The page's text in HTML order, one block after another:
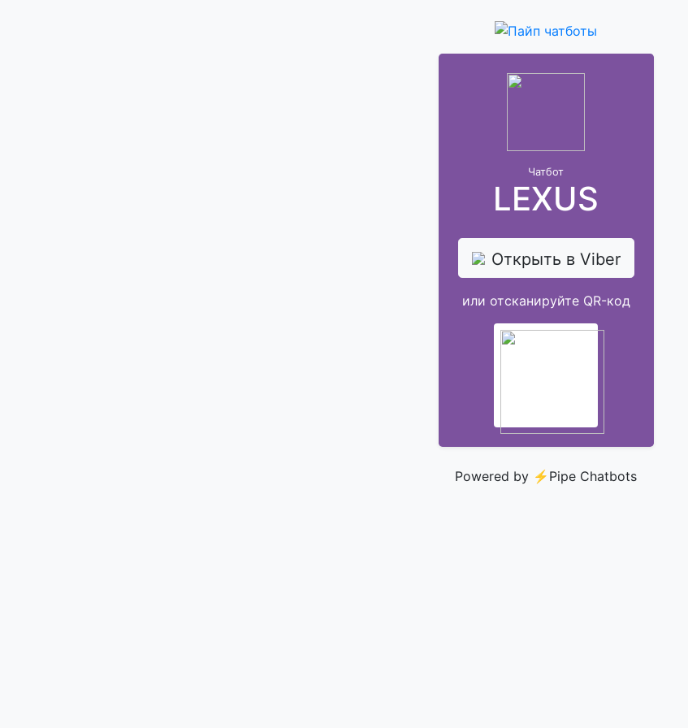
Чатбот
LEXUS
Открыть в Viber
или отсканируйте QR-код
Powered by ⚡️ Pipe Chatbots